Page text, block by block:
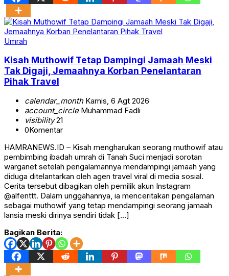
Umrah
Kisah Muthowif Tetap Dampingi Jamaah Meski
Tak Digaji, Jemaahnya Korban Penelantaran
Pihak Travel
calendar_monthKamis, 6 Agt 2026
account_circleMuhammad Fadli
visibility21
0Komentar
HAMRANEWS.ID – Kisah mengharukan seorang muthowif atau
pembimbing ibadah umrah di Tanah Suci menjadi sorotan
warganet setelah pengalamannya mendampingi jamaah yang
diduga ditelantarkan oleh agen travel viral di media sosial.
Cerita tersebut dibagikan oleh pemilik akun Instagram
@alfenttt. Dalam unggahannya, ia menceritakan pengalaman
sebagai muthowif yang tetap mendampingi seorang jamaah
lansia meski dirinya sendiri tidak […]
Bagikan Berita: